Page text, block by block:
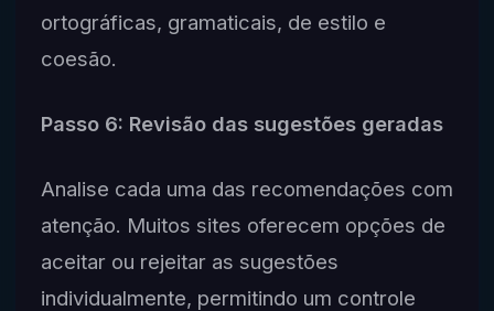
ortográficas, gramaticais, de estilo e
coesão.
Passo 6: Revisão das sugestões geradas
Analise cada uma das recomendações com
atenção. Muitos sites oferecem opções de
aceitar ou rejeitar as sugestões
individualmente, permitindo um controle